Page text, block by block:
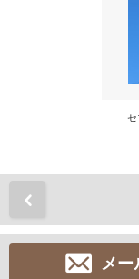
セ
メー